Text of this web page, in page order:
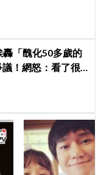
「醜化50多歲的
！網怒：看了很